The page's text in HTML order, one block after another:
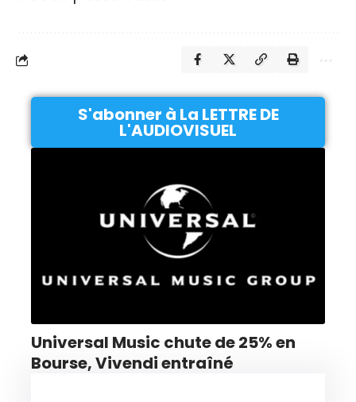
S'abonner à La LETTRE DE
L'AUDIOVISUEL
Universal Music chute de 25% en
Bourse, Vivendi entraîné